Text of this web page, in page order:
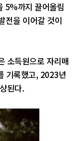
5%까지 끌어올림
전을 이어갈 것이
소득원으로 자리매
기록했고, 2023년
된다.